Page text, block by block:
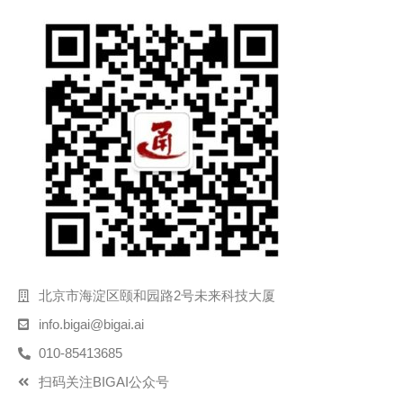
北京市海淀区颐和园路2号未来科技大厦
info.bigai@bigai.ai
010-85413685
扫码关注BIGAI公众号